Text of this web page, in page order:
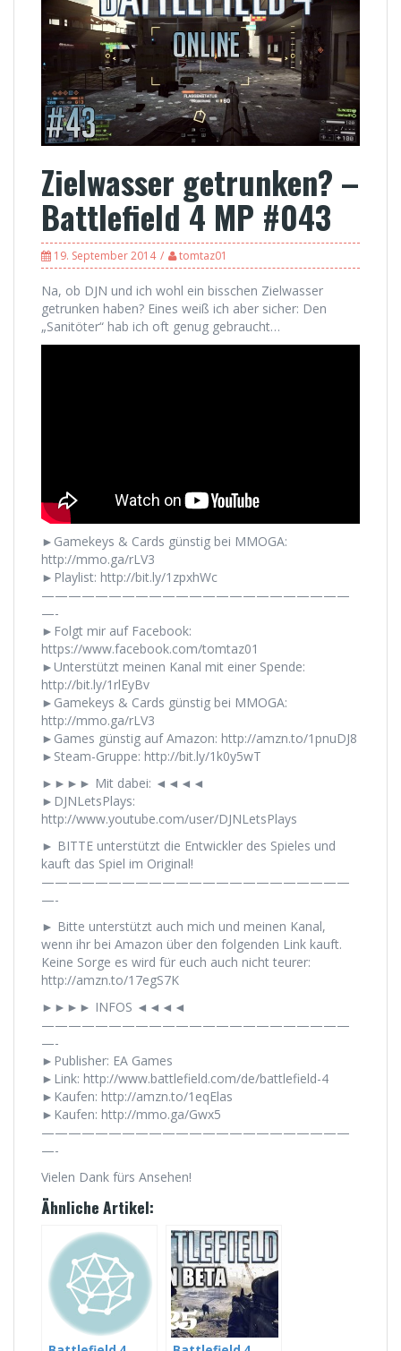
Zielwasser getrunken? –
Battlefield 4 MP #043
19. September 2014 tomtaz01
Na, ob DJN und ich wohl ein bisschen Zielwasser
getrunken haben? Eines weiß ich aber sicher: Den
„Sanitöter“ hab ich oft genug gebraucht…
►Gamekeys & Cards günstig bei MMOGA:
http://mmo.ga/rLV3
►Playlist: http://bit.ly/1zpxhWc
———————————————————————
—-
►Folgt mir auf Facebook:
https://www.facebook.com/tomtaz01
►Unterstützt meinen Kanal mit einer Spende:
http://bit.ly/1rlEyBv
►Gamekeys & Cards günstig bei MMOGA:
http://mmo.ga/rLV3
►Games günstig auf Amazon: http://amzn.to/1pnuDJ8
►Steam-Gruppe: http://bit.ly/1k0y5wT
►►►► Mit dabei: ◄◄◄◄
►DJNLetsPlays:
http://www.youtube.com/user/DJNLetsPlays
► BITTE unterstützt die Entwickler des Spieles und
kauft das Spiel im Original!
———————————————————————
—-
► Bitte unterstützt auch mich und meinen Kanal,
wenn ihr bei Amazon über den folgenden Link kauft.
Keine Sorge es wird für euch auch nicht teurer:
http://amzn.to/17egS7K
►►►► INFOS ◄◄◄◄
———————————————————————
—-
►Publisher: EA Games
►Link: http://www.battlefield.com/de/battlefield-4
►Kaufen: http://amzn.to/1eqElas
►Kaufen: http://mmo.ga/Gwx5
———————————————————————
—-
Vielen Dank fürs Ansehen!
Ähnliche Artikel: